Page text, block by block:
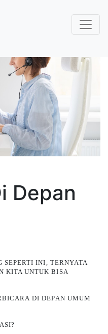
Depan
SEPERTI INI, TERNYATA
KITA UNTUK BISA
DI DEPAN UMUM